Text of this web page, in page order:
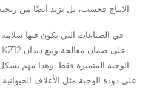
الإنتاج فحسب، بل يزيد أيضًا من ربحية مزارعي ومصنعي دودة الوجبة.
في الصناعات التي تكون فيها سلامة
الوجبة المتميزة فقط. وهذا مهم
على دودة الوجبة مثل الأعلاف